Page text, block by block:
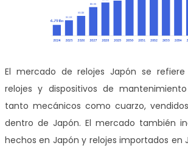
El mercado de relojes Japón se
relojes y dispositivos de
tanto mecánicos como cuarzo,
dentro de Japón. El mercado también
hechos en Japón y relojes importados en